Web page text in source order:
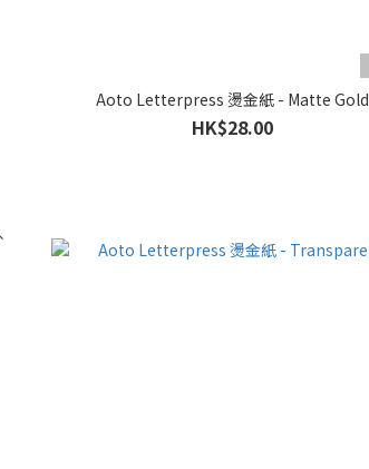
Aoto Letterpress 燙金紙 - Matte Gold
HK$28.00